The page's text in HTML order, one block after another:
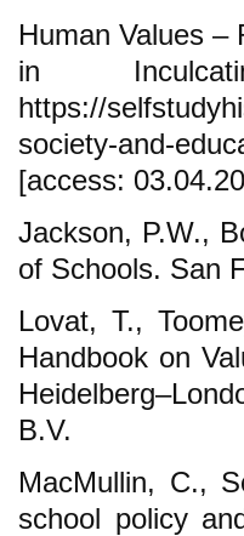
Human Values –
in
https://
society-and-
[access:
Jackson, P.W.,
of Schools. San
Lovat, T.,
Handbook on
B.V.
MacMullin, C.,
school policy